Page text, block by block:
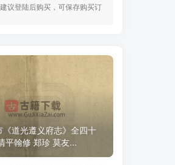
议登陆后购买，可保存购买订
道光遵义府志》全四十
平翰修 郑珍 莫友...
议登陆后购买，可保存购买订
道光遵义府志》全四十
平翰修 郑珍 莫友...